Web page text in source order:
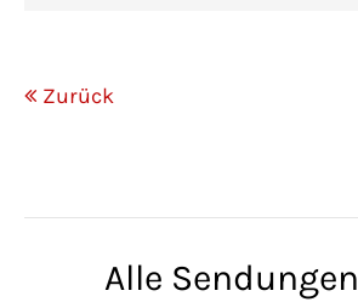
Zurück
Alle Sendungen